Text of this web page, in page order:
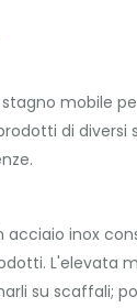
mobile
di diversi
acciaio inox
L'elevata
su scaffali;